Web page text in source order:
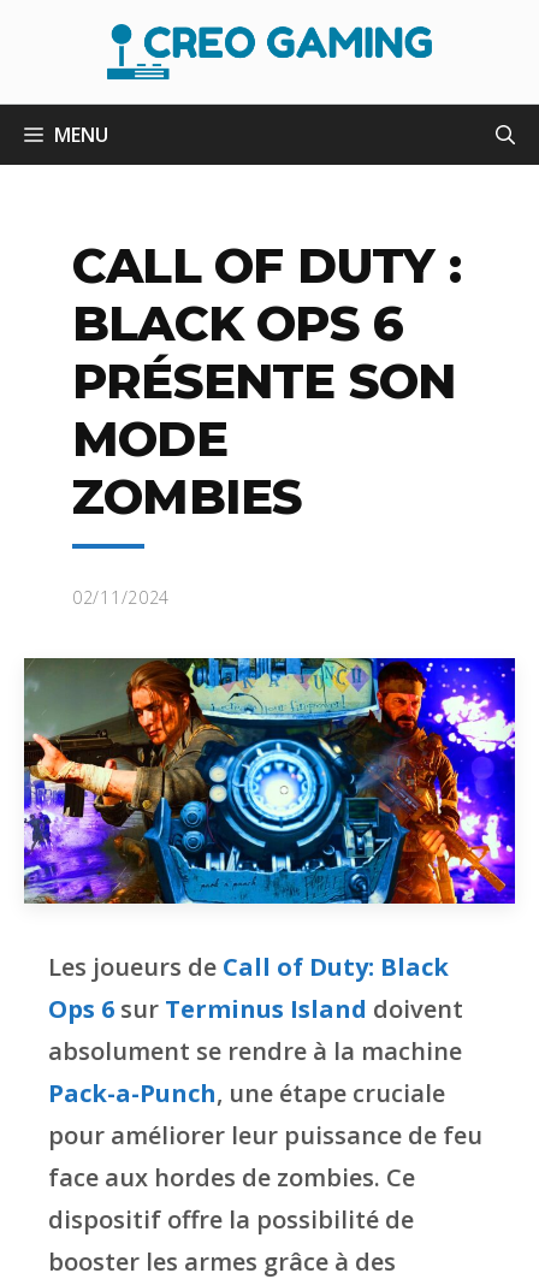
MENU
CALL OF DUTY :
BLACK OPS 6
PRÉSENTE SON
MODE
ZOMBIES
02/11/2024
Les joueurs de Call of Duty: Black
Ops 6 sur Terminus Island doivent
absolument se rendre à la machine
Pack-a-Punch, une étape cruciale
pour améliorer leur puissance de feu
face aux hordes de zombies. Ce
dispositif offre la possibilité de
booster les armes grâce à des